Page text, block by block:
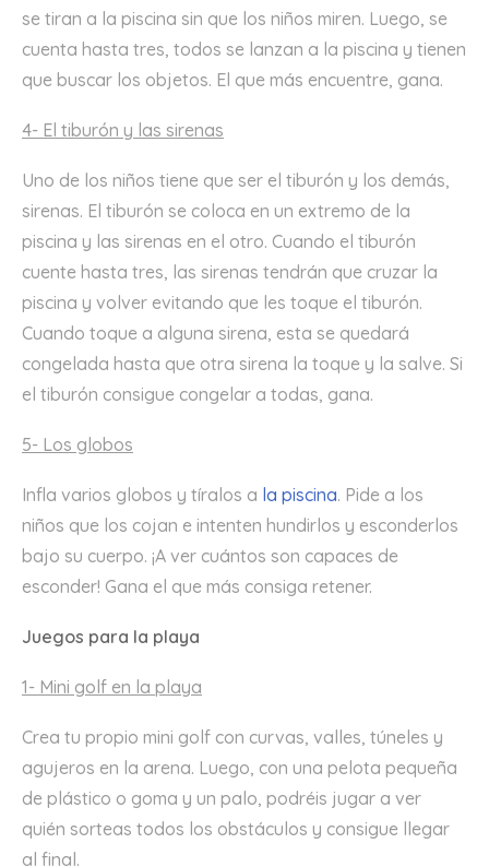
se tiran a la piscina sin que los niños miren. Luego, se
cuenta hasta tres, todos se lanzan a la piscina y tienen
que buscar los objetos. El que más encuentre, gana.
4- El tiburón y las sirenas
Uno de los niños tiene que ser el tiburón y los demás,
sirenas. El tiburón se coloca en un extremo de la
piscina y las sirenas en el otro. Cuando el tiburón
cuente hasta tres, las sirenas tendrán que cruzar la
piscina y volver evitando que les toque el tiburón.
Cuando toque a alguna sirena, esta se quedará
congelada hasta que otra sirena la toque y la salve. Si
el tiburón consigue congelar a todas, gana.
5- Los globos
Infla varios globos y tíralos a la piscina. Pide a los
niños que los cojan e intenten hundirlos y esconderlos
bajo su cuerpo. ¡A ver cuántos son capaces de
esconder! Gana el que más consiga retener.
Juegos para la playa
1- Mini golf en la playa
Crea tu propio mini golf con curvas, valles, túneles y
agujeros en la arena. Luego, con una pelota pequeña
de plástico o goma y un palo, podréis jugar a ver
quién sorteas todos los obstáculos y consigue llegar
al final.